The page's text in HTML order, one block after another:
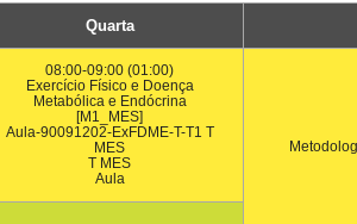
Quarta
08:00-09:00 (01:00)
Exercício Físico e Doença
Metabólica e Endócrina
[M1_MES]
Aula-90091202-ExFDME-T-T1 T
MES
T MES
Aula